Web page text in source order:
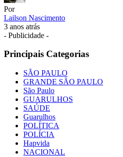
Por
Lailson Nascimento
3 anos atrás
- Publicidade -
Principais Categorias
SÃO PAULO
GRANDE SÃO PAULO
São Paulo
GUARULHOS
SAÚDE
Guarulhos
POLÍTICA
POLÍCIA
Hapvida
NACIONAL